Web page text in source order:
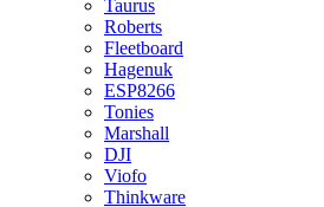
Taurus
Roberts
Fleetboard
Hagenuk
ESP8266
Tonies
Marshall
DJI
Viofo
Thinkware